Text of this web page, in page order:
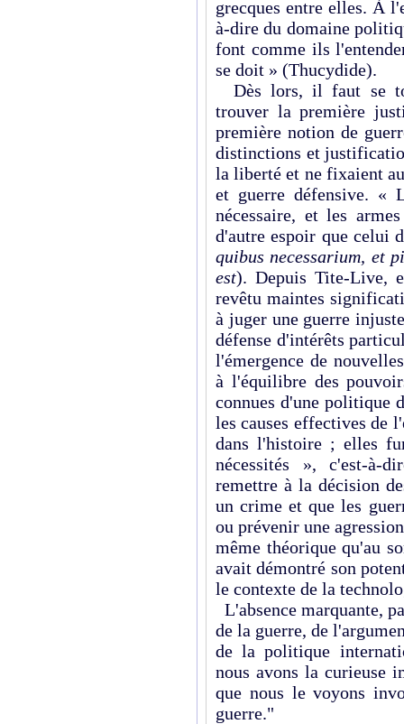
grecques entre elles. À
à-dire du domaine
font comme ils
se doit » (Thucydide).
Dès lors, il faut se
trouver la première
première notion de
distinctions et
la liberté et ne fixaient
et guerre défensive. «
nécessaire, et les
d'autre espoir que celui
quibus necessarium, et
est). Depuis Tite-Live,
revêtu maintes
à juger une guerre
défense d'intérêts
l'émergence de
à l'équilibre des
connues d'une politique
les causes effectives de
dans l'histoire ; elles
nécessités », c'est-à-
remettre à la décision
un crime et que les
ou prévenir une
même théorique qu'au
avait démontré son
le contexte de la
L'absence marquante,
de la guerre, de
de la politique
nous avons la curieuse
que nous le voyons
guerre."